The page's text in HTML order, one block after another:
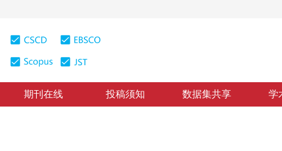
期刊在线 投稿须知 数据集共享 学